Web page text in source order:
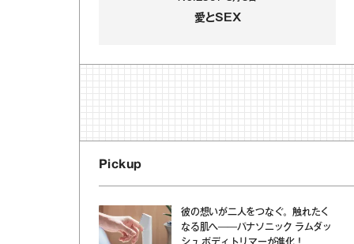
愛とSEX
Pickup
彼の想いが二人をつなぐ。触れたく
なる肌へ──パナソニック ラムダッ